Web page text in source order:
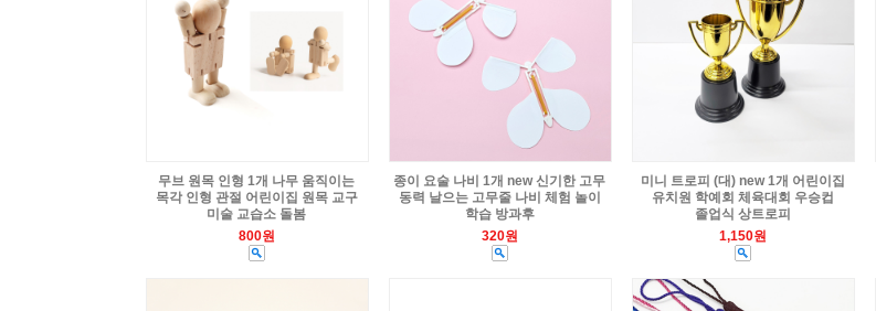
무브 원목 인형 1개 나무 움직이는
목각 인형 관절 어린이집 원목 교구
미술 교습소 돌봄
800원
종이 요술 나비 1개 new 신기한 고무
동력 날으는 고무줄 나비 체험 놀이
학습 방과후
320원
미니 트로피 (대) new 1개 어린이집
유치원 학예회 체육대회 우승컵
졸업식 상트로피
1,150원